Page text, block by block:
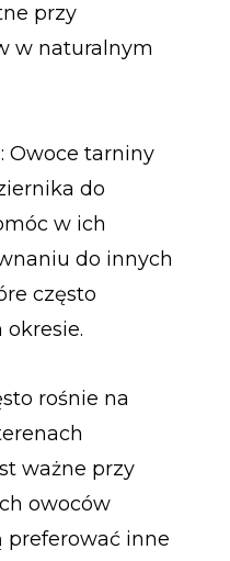
przy
w naturalnym
: Owoce tarniny
do
w ich
do innych
często
rośnie na
ważne przy
owoców
preferować inne